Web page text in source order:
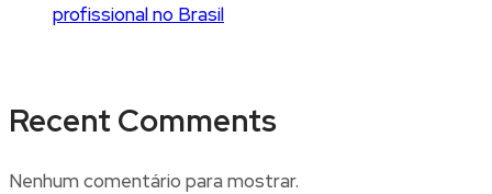
profissional no Brasil
Recent Comments
Nenhum comentário para mostrar.